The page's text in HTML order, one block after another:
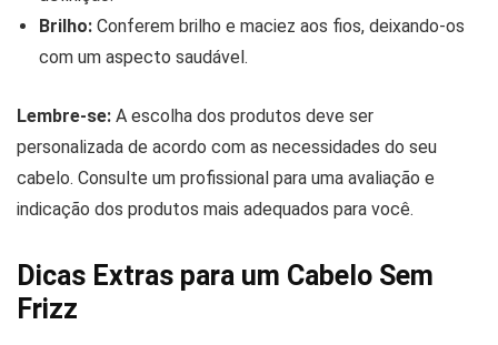
Brilho: Conferem brilho e maciez aos fios, deixando-os
com um aspecto saudável.
Lembre-se: A escolha dos produtos deve ser
personalizada de acordo com as necessidades do seu
cabelo. Consulte um profissional para uma avaliação e
indicação dos produtos mais adequados para você.
Dicas Extras para um Cabelo Sem
Frizz